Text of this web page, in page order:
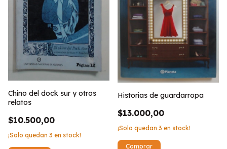
Chino del dock sur y otros
relatos
$10.500,00
¡Solo quedan 3 en stock!
Historias de guardarropa
$13.000,00
¡Solo quedan 3 en stock!